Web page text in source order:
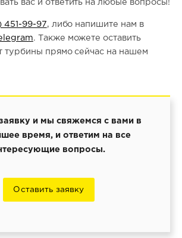
вас и ответить на любые вопросы!
451-99-97, либо напишите нам в
. Также можете оставить
турбины прямо сейчас на нашем
и мы свяжемся с вами в
время, и ответим на все
вопросы.
Оставить заявку